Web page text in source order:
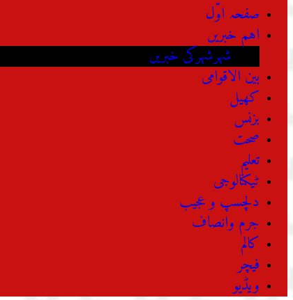
صفحہ اوّل
اہم خبریں
شہرشہرکی خبریں
بین الاقوامی
کھیل
بزنس
صحت
تعلیم
ٹیکنالوجی
دلچسپ و عجیب
جرم وانصاف
کالم
فیچر
ویڈیو